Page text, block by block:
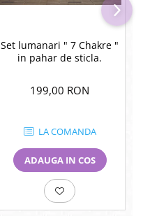
Set lumanari " 7 Chakre "
in pahar de sticla.
199,00 RON
LA COMANDA
ADAUGA IN COS